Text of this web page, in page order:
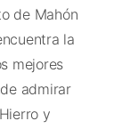
de Mahón
la
mejores
admirar
y